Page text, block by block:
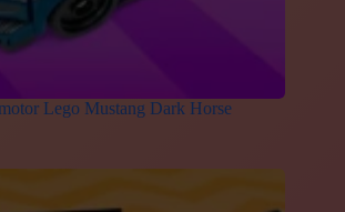
Lego Mustang Dark Horse